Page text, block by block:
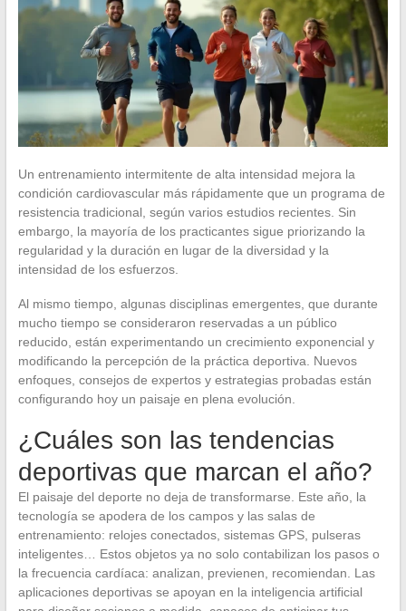
Un entrenamiento intermitente de alta intensidad mejora la
condición cardiovascular más rápidamente que un programa de
resistencia tradicional, según varios estudios recientes. Sin
embargo, la mayoría de los practicantes sigue priorizando la
regularidad y la duración en lugar de la diversidad y la
intensidad de los esfuerzos.
Al mismo tiempo, algunas disciplinas emergentes, que durante
mucho tiempo se consideraron reservadas a un público
reducido, están experimentando un crecimiento exponencial y
modificando la percepción de la práctica deportiva. Nuevos
enfoques, consejos de expertos y estrategias probadas están
configurando hoy un paisaje en plena evolución.
¿Cuáles son las tendencias
deportivas que marcan el año?
El paisaje del deporte no deja de transformarse. Este año, la
tecnología se apodera de los campos y las salas de
entrenamiento: relojes conectados, sistemas GPS, pulseras
inteligentes… Estos objetos ya no solo contabilizan los pasos o
la frecuencia cardíaca: analizan, previenen, recomiendan. Las
aplicaciones deportivas se apoyan en la inteligencia artificial